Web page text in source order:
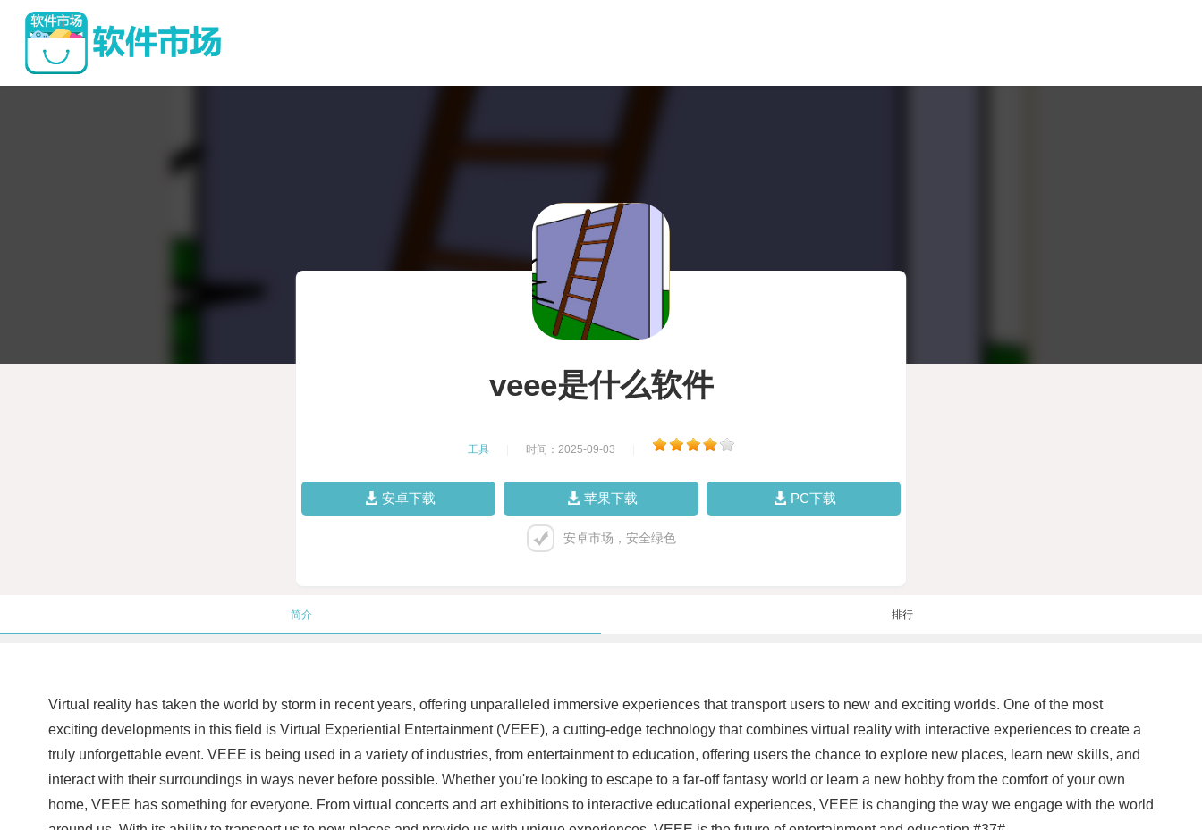
veee是什么软件
工具 时间：2025-09-03
安卓下载 苹果下载 PC下载
安卓市场，安全绿色
简介 排行
Virtual reality has taken the world by storm in recent years, offering unparalleled immersive experiences that transport users to new and exciting worlds. One of the most
exciting developments in this field is Virtual Experiential Entertainment (VEEE), a cutting-edge technology that combines virtual reality with interactive experiences to create a
truly unforgettable event. VEEE is being used in a variety of industries, from entertainment to education, offering users the chance to explore new places, learn new skills, and
interact with their surroundings in ways never before possible. Whether you're looking to escape to a far-off fantasy world or learn a new hobby from the comfort of your own
home, VEEE has something for everyone. From virtual concerts and art exhibitions to interactive educational experiences, VEEE is changing the way we engage with the world